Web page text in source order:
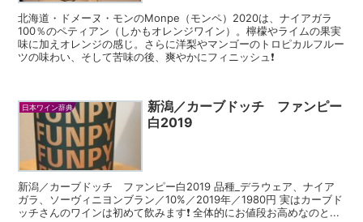
北海道・ドメーヌ・モンのMonpe（モンペ）2020は、ナイアガラ
100％のペティアン（しかもオレンジワイン）。檸檬やライムの果実
味に加えオレンジの感じ。さらに洋梨やマンゴーのトロピカルフルー
ツの味わい、そして苦味の後、爽やかにフィニッシュ❗️
日本ワイン辞典
新潟／カーブドッチ ファンピー
白2019
新潟／カーブドッチ ファンピー白2019 品種_デラウェア、ナイア
ガラ、ソーヴィニヨンブラン／10%／2019年／1980円 実はカーブド
ッチさんのワインは初めて飲みます❗️ 全体的にお値段お高めなのと...